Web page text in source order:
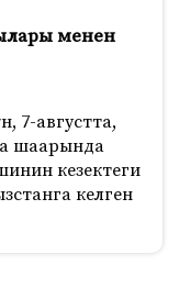
менен
7-августта,
шаарында
кезектеги
келген